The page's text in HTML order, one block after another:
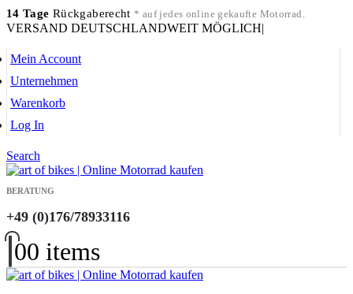
14 Tage Rückgaberecht * auf jedes online gekaufte Motorrad.
VERSAND DEUTSCHLANDWEIT MÖGLICH|
Mein Account
Unternehmen
Warenkorb
Log In
Search
BERATUNG
+49 (0)176/78933116
00 items